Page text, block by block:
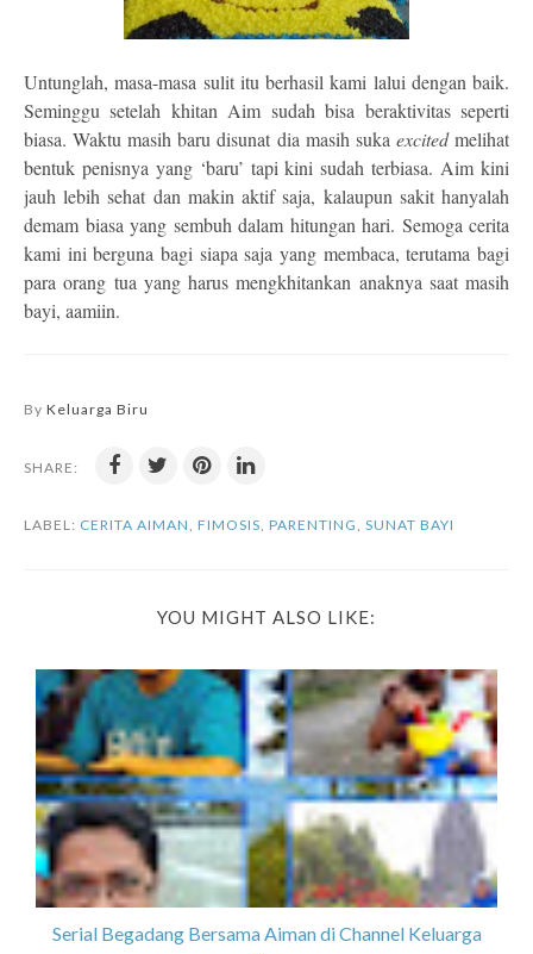
Untunglah, masa-masa sulit itu berhasil kami lalui dengan baik.
Seminggu setelah khitan Aim sudah bisa beraktivitas seperti
biasa. Waktu masih baru disunat dia masih suka excitedmelihat
bentuk penisnya yang ‘baru’ tapi kini sudah terbiasa. Aim kini
jauh lebih sehat dan makin aktif saja, kalaupun sakit hanyalah
demam biasa yang sembuh dalam hitungan hari. Semoga cerita
kami ini berguna bagi siapa saja yang membaca, terutama bagi
para orang tua yang harus mengkhitankan anaknya saat masih
bayi, aamiin.
By Keluarga Biru
SHARE:
LABEL: CERITA AIMAN, FIMOSIS, PARENTING, SUNAT BAYI
YOU MIGHT ALSO LIKE:
Serial Begadang Bersama Aiman di Channel Keluarga